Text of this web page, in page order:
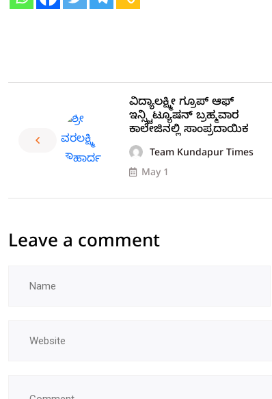
ವಿದ್ಯಾಲಕ್ಷ್ಮೀ ಗ್ರೂಪ್ ಆಫ್
ಇನ್ಸ್ಟಿಟ್ಯೂಷನ್ ಬ್ರಹ್ಮವಾರ
ಕಾಲೇಜಿನಲ್ಲಿ ಸಾಂಪ್ರದಾಯಿಕ
Team Kundapur Times
May 1
Leave a comment